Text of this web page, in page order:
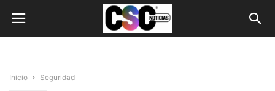
Inicio Seguridad